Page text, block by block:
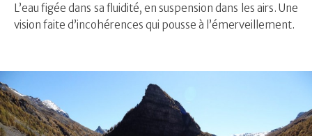
L’eau figée dans sa fluidité, en suspension dans les airs. Une
vision faite d’incohérences qui pousse à l’émerveillement.